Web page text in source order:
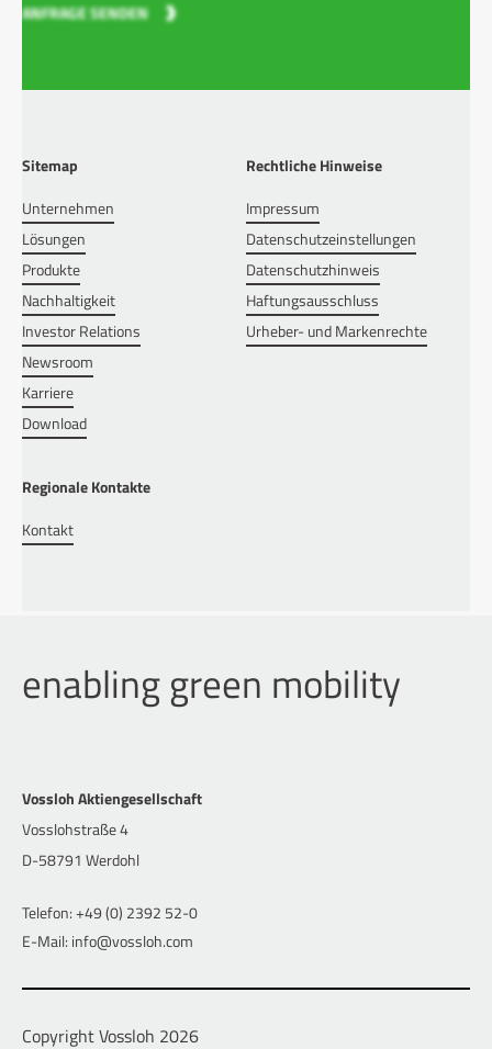
ANFRAGE SENDEN
Sitemap
Unternehmen
Lösungen
Produkte
Nachhaltigkeit
Investor Relations
Newsroom
Karriere
Download
Rechtliche Hinweise
Impressum
Datenschutzeinstellungen
Datenschutzhinweis
Haftungsausschluss
Urheber- und Markenrechte
Regionale Kontakte
Kontakt
enabling green mobility
Vossloh Aktiengesellschaft
Vosslohstraße 4
D-58791 Werdohl
Telefon: +49 (0) 2392 52-0
E-Mail: info@vossloh.com
Copyright Vossloh 2026